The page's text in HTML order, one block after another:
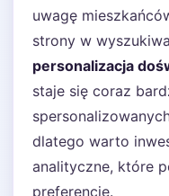
uwagę
strony w
personalizacja
staje się coraz
dlatego warto
analityczne, które
preferencje.